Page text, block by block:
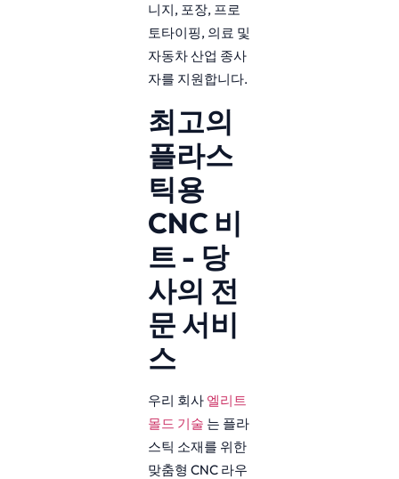
니지, 포장, 프로
토타이핑, 의료 및
자동차 산업 종사
자를 지원합니다.
최고의
플라스
틱용
CNC 비
트 - 당
사의 전
문 서비
스
우리 회사 엘리트
몰드 기술 는 플라
스틱 소재를 위한
맞춤형 CNC 라우